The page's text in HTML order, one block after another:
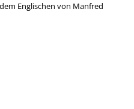
dem Englischen von Manfred
Interessenskreis